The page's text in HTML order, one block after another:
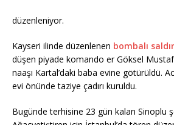
düzenleniyor.
Kayseri ilinde düzenlenen bombalı
düşen piyade komando er Göksel
naaşı Kartal’daki baba evine götürüldü.
evi önünde taziye çadırı kuruldu.
Bugünde terhisine 23 gün kalan Sinoplu